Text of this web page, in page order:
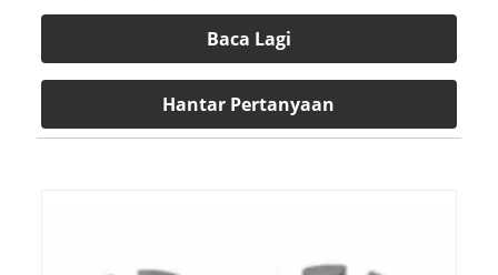
Baca Lagi
Hantar Pertanyaan